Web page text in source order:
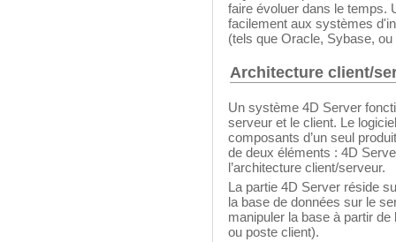
faire évoluer dans le temps.
facilement aux systèmes
(tels que Oracle, Sybase,
Architecture client/
Un système 4D Server
serveur et le client. Le
composants d’un seul
de deux éléments : 4D
l’architecture client/serveur.
La partie 4D Server réside
la base de données sur le
manipuler la base à partir
ou poste client).